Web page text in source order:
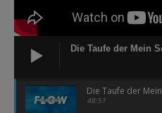
Die Taufe der Mein
Die Taufe der
48:51